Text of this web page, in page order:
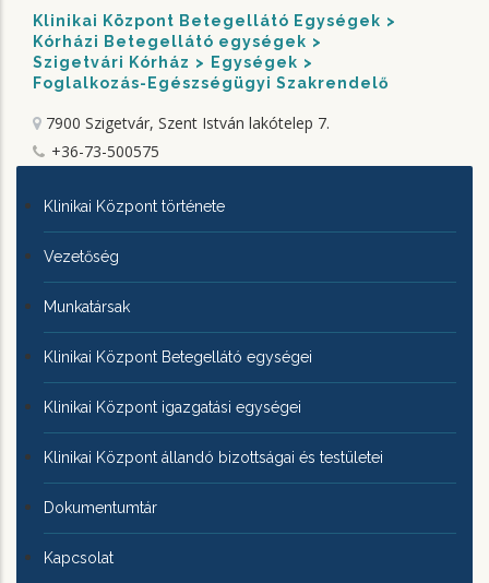
Klinikai Központ Betegellátó Egységek
Kórházi Betegellátó egységek
Szigetvári Kórház
Egységek
Foglalkozás-Egészségügyi Szakrendelő
7900 Szigetvár, Szent István lakótelep 7.
+36-73-500575
KLINIKAI
KÖZPONTRÓL
Klinikai Központ története
Vezetőség
Munkatársak
Klinikai Központ Betegellátó egységei
Klinikai Központ igazgatási egységei
Klinikai Központ állandó bizottságai és testületei
Dokumentumtár
Kapcsolat